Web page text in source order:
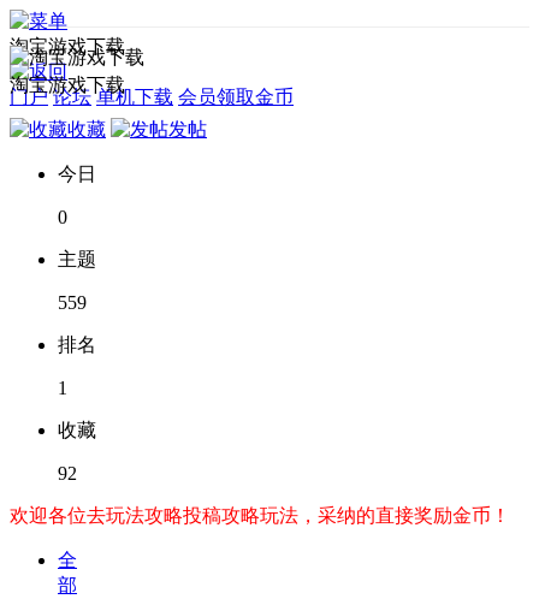
淘宝游戏下载
门户 论坛 单机下载 会员领取金币
淘宝游戏下载
收藏 发帖
今日
0
主题
559
排名
1
收藏
92
欢迎各位去玩法攻略投稿攻略玩法，采纳的直接奖励金币！
全
部